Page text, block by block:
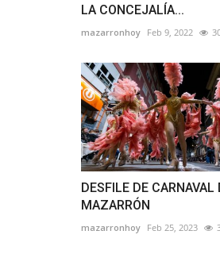
LA CONCEJALÍA...
mazarronhoy Feb 9, 2022
DESFILE DE CARNAVAL
MAZARRÓN
mazarronhoy Feb 25, 2023